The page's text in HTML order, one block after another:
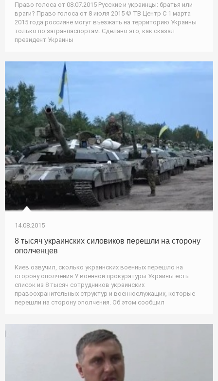
Право голоса от 08.07.2015 Русские и украинцы: братья или
враги? Право голоса от 8 июля 2015 © ТВ Центр С 1 марта
2015 года россияне могут въезжать на территорию Украины
только по загранпаспортам. Сделано это, как сказал
президент Украины
14.08.2015
8 тысяч украинских силовиков перешли на сторону
ополченцев
Киев озвучил, сколько украинских военных перешло на
сторону ополчения У военной прокуратуры Украины есть
список из 8 тысяч сотрудников украинских
правоохранительных структур и военнослужащих, которые
перешли на сторону ополчения. Об этом сообщил